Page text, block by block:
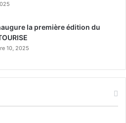
la première édition du
10, 2025